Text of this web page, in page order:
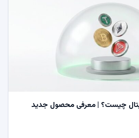
چیست؟ | معرفی محصول جدید